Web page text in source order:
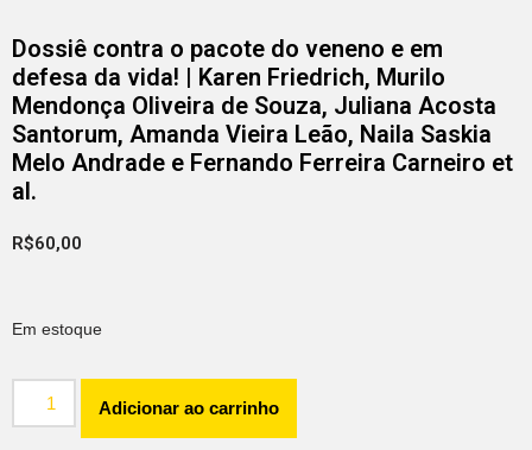
Dossiê contra o pacote do veneno e em
defesa da vida! | Karen Friedrich, Murilo
Mendonça Oliveira de Souza, Juliana Acosta
Santorum, Amanda Vieira Leão, Naila Saskia
Melo Andrade e Fernando Ferreira Carneiro et
al.
R$60,00
Em estoque
Adicionar ao carrinho